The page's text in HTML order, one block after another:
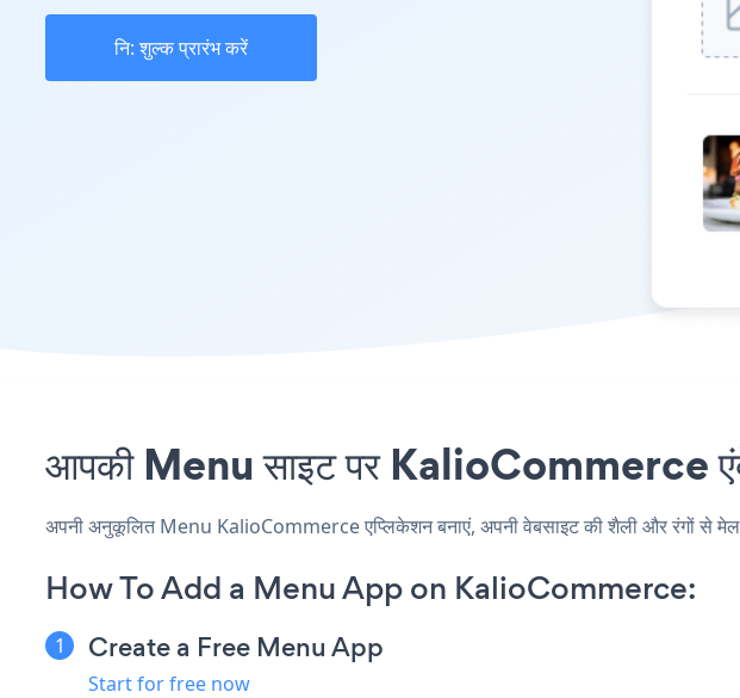
नि: शुल्क प्रारंभ करें
आपकी Menu साइट पर KalioCommerce
अपनी अनुकूलित Menu KalioCommerce एप्लिकेशन बनाएं, अपनी वेबसाइट की शैली और रंगों से
How To Add a Menu App on KalioCommerce:
Create a Free Menu App
Start for free now